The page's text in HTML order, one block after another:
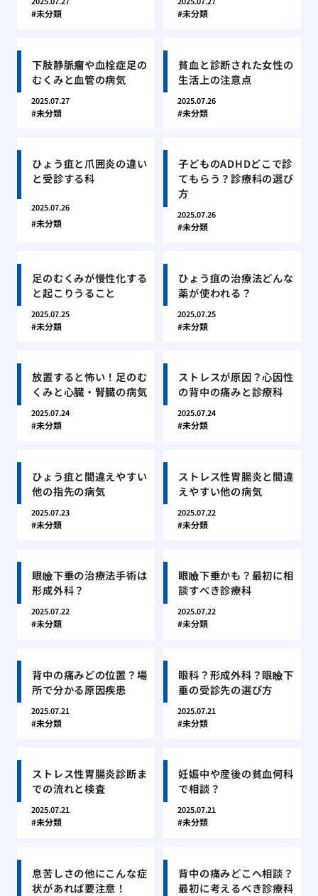
未分類 未分類
下肢静脈瘤や血栓症足の
むくみと血管の病気
2025.07.27
未分類
貧血と診断された女性の
生活上の注意点
2025.07.26
未分類
ひょう疽と爪囲炎の違い
と受診する科
2025.07.26
未分類
子どものADHDどこで診
てもらう？診療科の選び
方
2025.07.26
未分類
足のむくみが慢性化する
と起こりうること
2025.07.25
未分類
ひょう疽の治療法どんな
薬が使われる？
2025.07.25
未分類
放置すると怖い！足のむ
くみと心臓・腎臓の病気
2025.07.24
未分類
ストレスが原因？心因性
の背中の痛みと診療科
2025.07.24
未分類
ひょう疽と間違えやすい
他の指先の病気
2025.07.23
未分類
ストレス性胃腸炎と間違
えやすい他の病気
2025.07.22
未分類
眼瞼下垂の治療法手術は
形成外科？
2025.07.22
未分類
眼瞼下垂かも？最初に相
談すべき診療科
2025.07.22
未分類
背中の痛みどの位置？場
所で分かる原因疾患
2025.07.21
未分類
眼科？形成外科？眼瞼下
垂の受診先の選び方
2025.07.21
未分類
ストレス性胃腸炎診断ま
での流れと検査
2025.07.21
未分類
妊娠中や産後の貧血何科
で相談？
2025.07.21
未分類
息苦しさの他にこんな症
状があれば要注意！
背中の痛みどこへ相談？
最初に考えるべき診療科